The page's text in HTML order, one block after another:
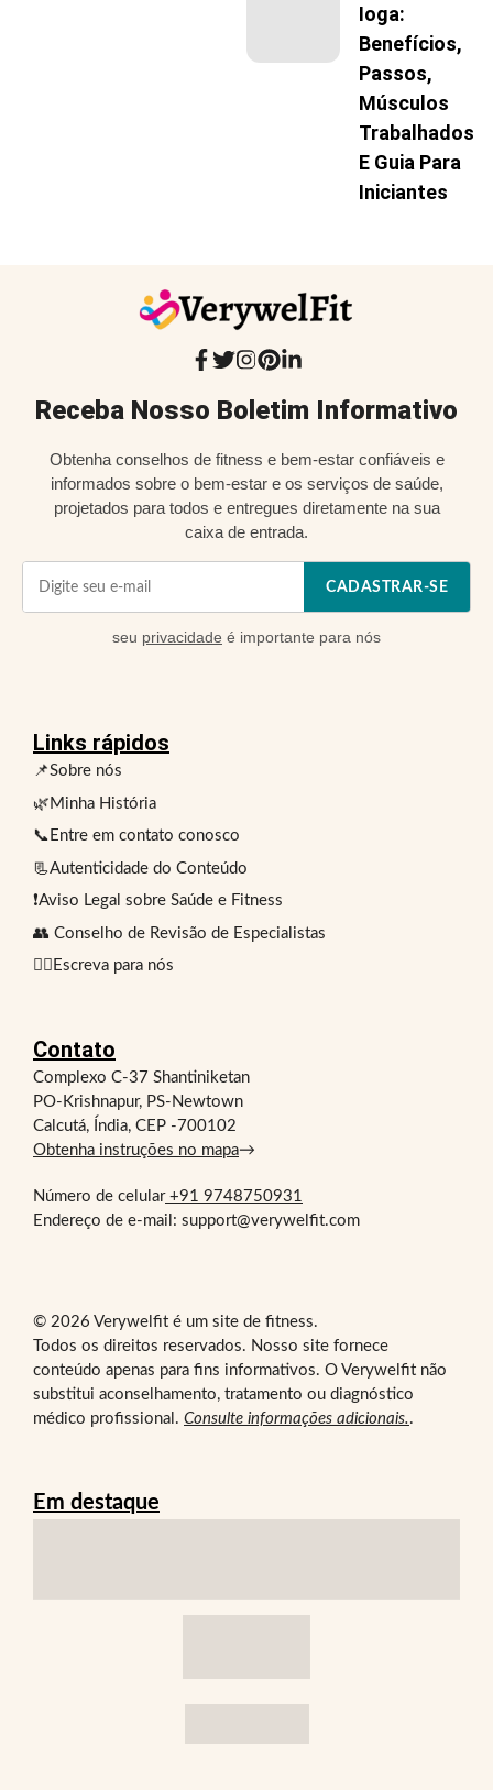
Ioga:
Benefícios,
Passos,
Músculos
Trabalhados
E Guia Para
Iniciantes
Receba Nosso Boletim Informativo
Obtenha conselhos de fitness e bem-estar confiáveis e
informados sobre o bem-estar e os serviços de saúde,
projetados para todos e entregues diretamente na sua
caixa de entrada.
CADASTRAR-SE
seu privacidade é importante para nós
Links rápidos
📌Sobre nós
🌿Minha História
📞Entre em contato conosco
📃Autenticidade do Conteúdo
❗Aviso Legal sobre Saúde e Fitness
👥 Conselho de Revisão de Especialistas
✍🏻Escreva para nós
Contato
Complexo C-37 Shantiniketan
PO-Krishnapur, PS-Newtown
Calcutá, Índia, CEP -700102
Obtenha instruções no mapa→
Número de celular+91 9748750931
Endereço de e-mail: support@verywelfit.com
© 2026 Verywelfit é um site de fitness.
Todos os direitos reservados. Nosso site fornece
conteúdo apenas para fins informativos. O Verywelfit não
substitui aconselhamento, tratamento ou diagnóstico
médico profissional. Consulte informações adicionais..
Em destaque